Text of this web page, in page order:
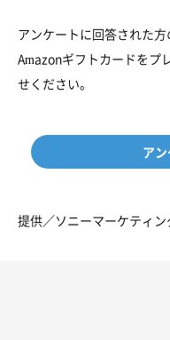
アンケートに回答された
Amazonギフトカードを
せください。
ア
提供／ソニーマーケティン